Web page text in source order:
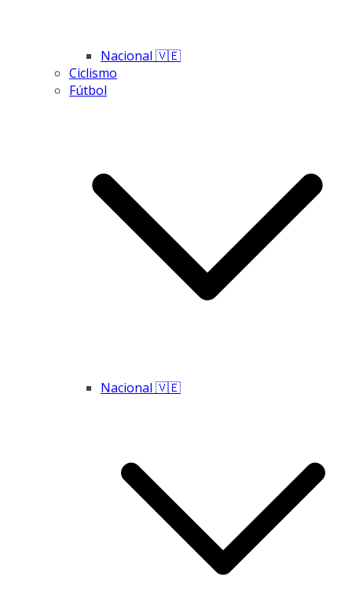
Nacional 🇻🇪
Ciclismo
Fútbol
Nacional 🇻🇪